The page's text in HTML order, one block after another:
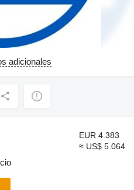
adicionales
EUR 4.383
≈ US$ 5.064